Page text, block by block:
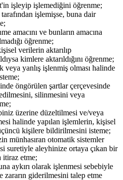
işleyip işlemediğini öğrenme;
işlemişse, buna dair
amacını ve bunların amacına
öğrenme;
verilerin aktarılıp
kimlere aktarıldığını öğrenme;
yanlış işlenmiş olması halinde
öngörülen şartlar çerçevesinde
silinmesini veya
üzerine düzeltilmesi ve/veya
halinde yapılan işlemlerin, kişisel
kişilere bildirilmesini isteme;
münhasıran otomatik sistemler
suretiyle aleyhinize ortaya çıkan bir
itiraz etme;
aykırı olarak işlenmesi sebebiyle
zararın giderilmesini talep etme